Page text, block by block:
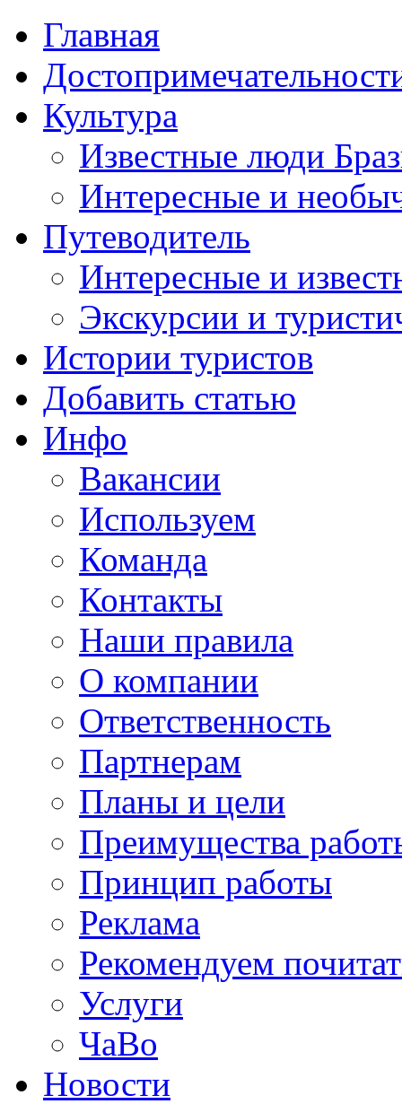
Главная
Культура
Известные люди
Интересные и
Путеводитель
Интересные и
Экскурсии и
Истории туристов
Добавить статью
Инфо
Вакансии
Используем
Команда
Контакты
Наши правила
О компании
Ответственность
Партнерам
Планы и цели
Преимущества
Принцип работы
Реклама
Рекомендуем
Услуги
ЧаВо
Новости